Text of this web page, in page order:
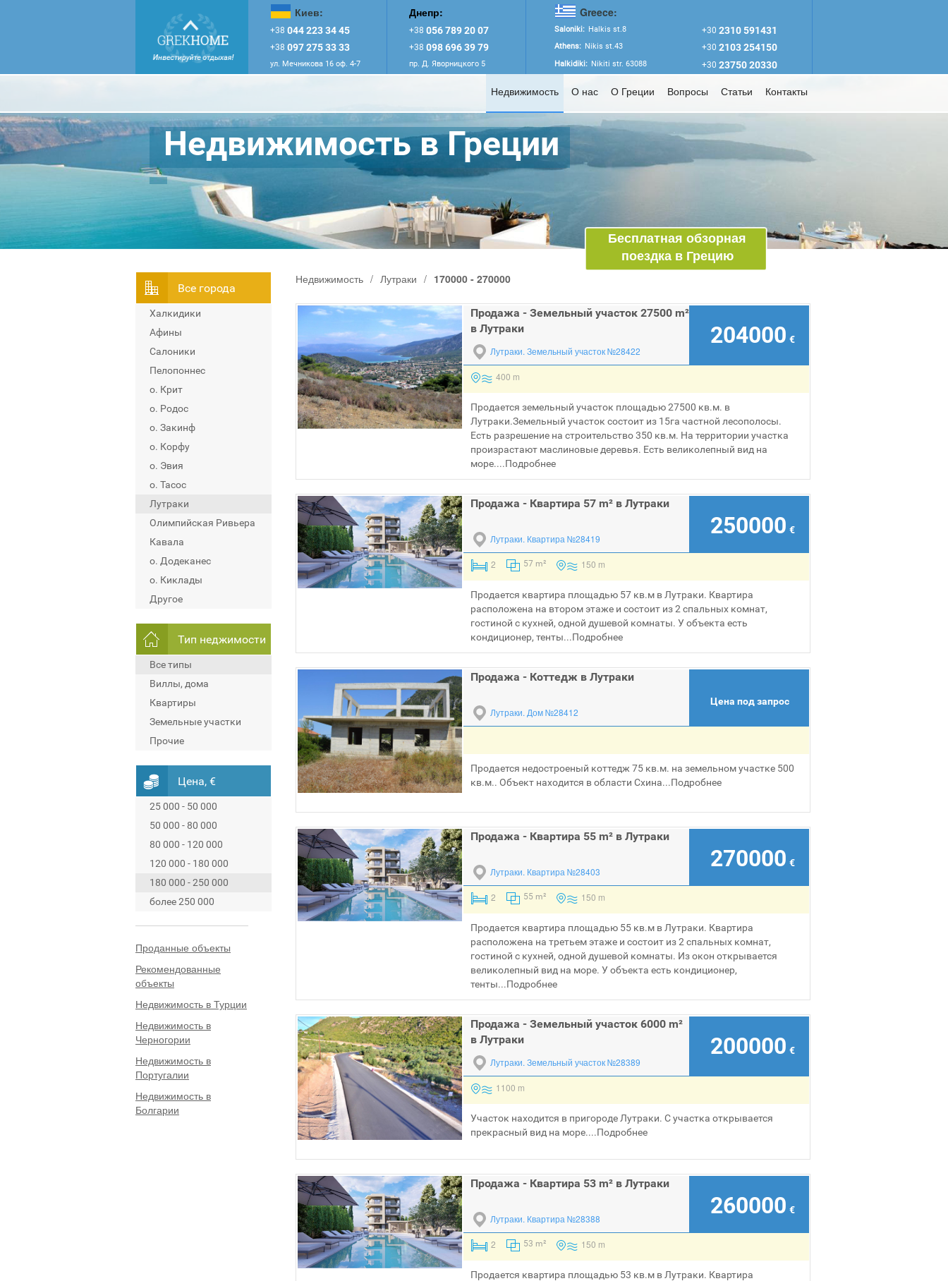
Киев: Днепр: Greece:
+38 044 223 34 45 +38 056 789 20 07 Saloniki: Halkis st.8 +30 2310 591431
+38 097 275 33 33 +38 098 696 39 79 Athens: Nikis st.43 +30 2103 254150
ул. Мечникова 16 оф. 4-7 пр. Д. Яворницкого 5 Halkidiki: Nikiti str. 63088 +30 23750 20330
Недвижимость О нас О Греции Вопросы Статьи Контакты
Недвижимость в Греции
Бесплатная обзорная
поездка в Грецию
Всe города
Халкидики
Афины
Салоники
Пелопоннес
о. Крит
о. Родос
о. Закинф
о. Корфу
о. Эвия
о. Тасос
Лутраки
Олимпийская Ривьера
Кавала
о. Додеканес
о. Киклады
Другое
Тип неджимости
Все типы
Виллы, дома
Квартиры
Земельные участки
Прочие
Цена, €
25 000 - 50 000
50 000 - 80 000
80 000 - 120 000
120 000 - 180 000
180 000 - 250 000
более 250 000
Проданные объекты
Рекомендованные
объекты
Недвижимость в Турции
Недвижимость в
Черногории
Недвижимость в
Португалии
Недвижимость в
Болгарии
Недвижимость / Лутраки / 170000 - 270000
Продажа - Земельный участок 27500 m²
в Лутраки
204000 €
Лутраки. Земельный участок №28422
400 m
Продается земельный участок площадью 27500 кв.м. в
Лутраки.Земельный участок состоит из 15га частной лесополосы.
Есть разрешение на строительство 350 кв.м. На территории участка
произрастают маслиновые деревья. Есть великолепный вид на
море....Подробнее
Продажа - Квартира 57 m² в Лутраки
250000 €
Лутраки. Квартира №28419
2 57 m² 150 m
Продается квартира площадью 57 кв.м в Лутраки. Квартира
расположена на втором этаже и состоит из 2 спальных комнат,
гостиной с кухней, одной душевой комнаты. У объекта есть
кондиционер, тенты...Подробнее
Продажа - Коттедж в Лутраки
Цена под запрос
Лутраки. Дом №28412
Продается недостроеный коттедж 75 кв.м. на земельном участке 500
кв.м.. Объект находится в области Схина...Подробнее
Продажа - Квартира 55 m² в Лутраки
270000 €
Лутраки. Квартира №28403
2 55 m² 150 m
Продается квартира площадью 55 кв.м в Лутраки. Квартира
расположена на третьем этаже и состоит из 2 спальных комнат,
гостиной с кухней, одной душевой комнаты. Из окон открывается
великолепный вид на море. У объекта есть кондиционер,
тенты...Подробнее
Продажа - Земельный участок 6000 m²
в Лутраки
200000 €
Лутраки. Земельный участок №28389
1100 m
Участок находится в пригороде Лутраки. С участка открывается
прекрасный вид на море....Подробнее
Продажа - Квартира 53 m² в Лутраки
260000 €
Лутраки. Квартира №28388
2 53 m² 150 m
Продается квартира площадью 53 кв.м в Лутраки. Квартира